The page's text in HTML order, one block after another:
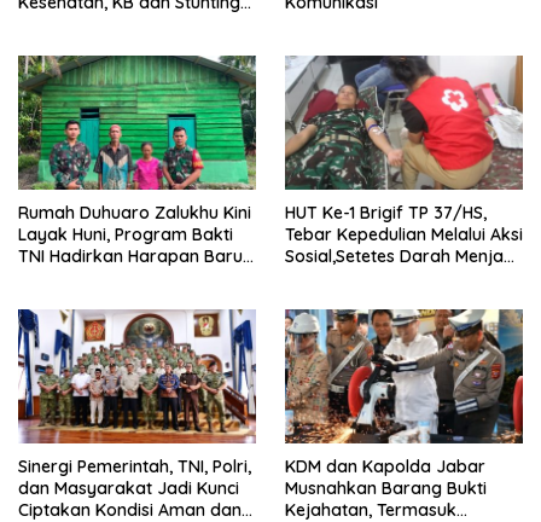
Rumah Duhuaro Zalukhu Kini
Layak Huni, Program Bakti
TNI Hadirkan Harapan Baru
HUT Ke-1 Brigif TP 37/HS,
Tebar Kepedulian Melalui Aksi
Sosial,Setetes Darah Menjadi
Sinergi Pemerintah, TNI, Polri,
dan Masyarakat Jadi Kunci
Ciptakan Kondisi Aman dan
KDM dan Kapolda Jabar
Musnahkan Barang Bukti
Kejahatan, Termasuk